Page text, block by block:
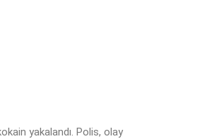
yakalandı. Polis, olay